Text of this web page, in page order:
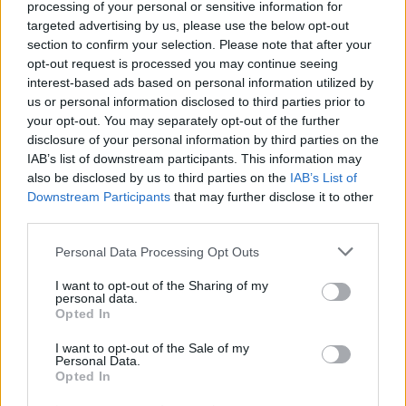
processing of your personal or sensitive information for
targeted advertising by us, please use the below opt-out
section to confirm your selection. Please note that after your
opt-out request is processed you may continue seeing
interest-based ads based on personal information utilized by
us or personal information disclosed to third parties prior to
your opt-out. You may separately opt-out of the further
disclosure of your personal information by third parties on the
IAB’s list of downstream participants. This information may
also be disclosed by us to third parties on the IAB’s List of
Downstream Participants that may further disclose it to other
Please note that this website/app uses one or more Google
not limited to your visit or usage behaviour. You may click to
grant or deny consent to Google and its third-party tags to
use your data for below specified purposes in below Google
consent section.
Personal Data Processing Opt Outs
I want to opt-out of the Sharing of my
personal data.
Opted In
I want to opt-out of the Sale of my
Personal Data.
Opted In
azulgrana fueJustin Anderson, una actuación siempre
peligrosa en jugadores como él, ya que siempre encaran el
siguiente partido extra motivados… con el riesgo de
pasarse de frenada. El desastroso inicio de partido del
norteamericano (tirándose triples que no tocaban y una
antideportiva que significaron un -6 de valoración al
descanso) fue una losa pesada para los azulgranas, que
veían como su sustitutoAbrinestampoco es que lo
mejorara mucho y que el Unicaja se iba rápidamente en el
marcador.Perry (15 puntos, 6 rebotes y 5
asistencias),
Carter (14 puntos, 6 rebotes y 3
haciendo mella en la defensa azulgrana, que siempre iba un
paso por detrás de los andaluces e incluso no llegaba, en
las ventajas en el marcador para el Unicaja no tardaron en
llegar, llegando a ser de dos dígitos justo antes de un